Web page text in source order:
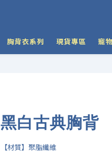
胸背衣系列 現貨專區 寵
黑白古典胸背
【材質】聚脂纖維